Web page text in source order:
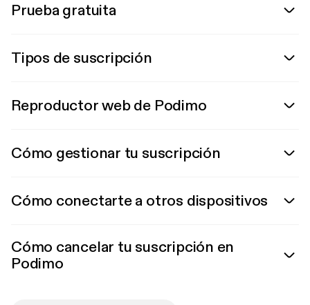
Prueba gratuita
Tipos de suscripción
Reproductor web de Podimo
Cómo gestionar tu suscripción
Cómo conectarte a otros dispositivos
Cómo cancelar tu suscripción en
Podimo